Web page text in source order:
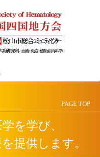
PAGE TOP
を学び、
提供します。